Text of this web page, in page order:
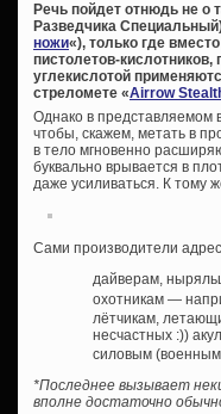
Речь пойдет отнюдь не о
Разведчика
ножи«), только где
пистолетов-
углекислотой
стреломете «Airrow
Однако в представляемом
чтобы, скажем, метать в
в тело мгновенно
буквально врывается в
даже усиливаться. К тому
Сами производители
дайверам,
охотникам —
лётчикам,
несчастных :))
силовым
*Последнее вызывает
вполне достаточно